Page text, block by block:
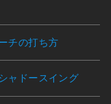
チの打ち方
ャドースイング